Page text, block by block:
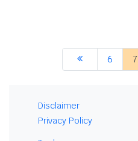
6 7
Disclaimer
Privacy Policy